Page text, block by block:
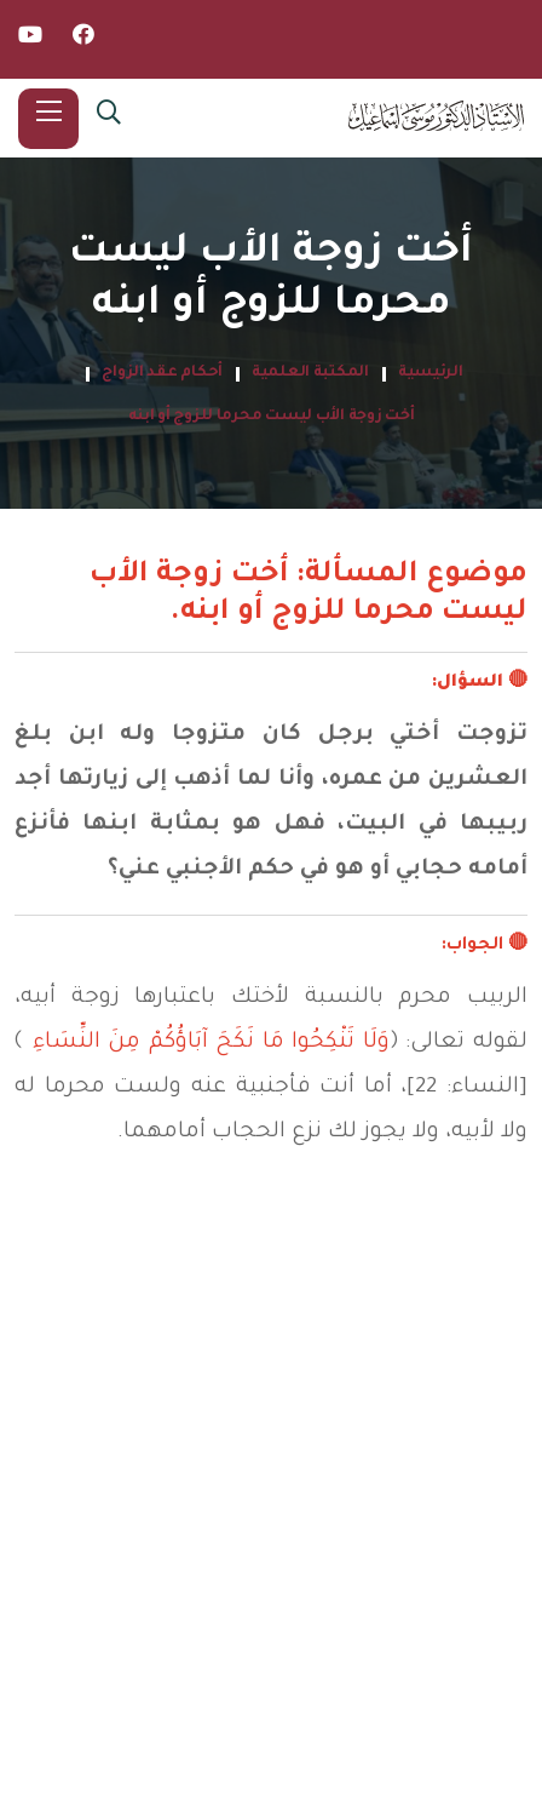
أخت زوجة الأب ليست
محرما للزوج أو ابنه
الرئيسية المكتبة العلمية أحكام عقد الزواج
أخت زوجة الأب ليست محرما للزوج أو ابنه
موضوع المسألة: أخت زوجة الأب
ليست محرما للزوج أو ابنه.
🔴 السؤال:
تزوجت أختي برجل كان متزوجا وله ابن بلغ
العشرين من عمره، وأنا لما أذهب إلى زيارتها أجد
ربيبها في البيت، فهل هو بمثابة ابنها فأنزع
أمامه حجابي أو هو في حكم الأجنبي عني؟
🔴 الجواب:
الربيب محرم بالنسبة لأختك باعتبارها زوجة أبيه،
لقوله تعالى: ﴿وَلَا تَنْكِحُوا مَا نَكَحَ آبَاؤُكُمْ مِنَ النِّسَاءِ ﴾
[النساء: 22]، أما أنت فأجنبية عنه ولست محرما له
ولا لأبيه، ولا يجوز لك نزع الحجاب أمامهما.